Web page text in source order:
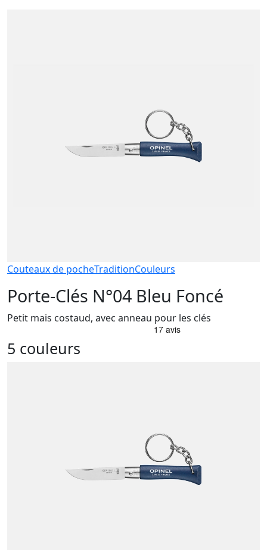
Couteaux de pocheTraditionCouleurs
Porte-Clés N°04 Bleu Foncé
Petit mais costaud, avec anneau pour les clés
5 couleurs